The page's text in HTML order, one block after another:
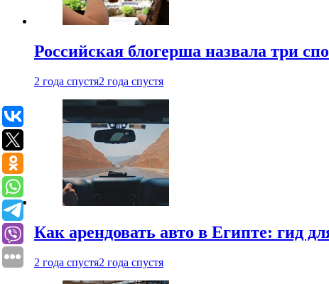
Российская блогерша назвала три
2 года спустя2 года спустя
Как арендовать авто в Египте: гид
2 года спустя2 года спустя